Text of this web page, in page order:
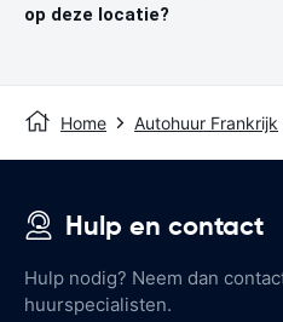
op deze locatie?
Home Autohuur Frankrijk
Hulp en contact
Hulp nodig? Neem dan
huurspecialisten.